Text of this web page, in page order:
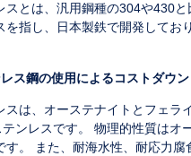
スとは、汎用鋼種の304や430
を指し、日本製鉄で開発してお
ス鋼の使用によるコストダウン
スは、オーステナイトとフェラ
ンレスです。 物理的性質はオ
す。 また、耐海水性、耐応力